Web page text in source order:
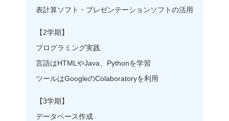
表計算ソフト・プレゼンテーションソフトの活用
【2学期】
プログラミング実践
言語はHTMLやJava、Pythonを学習
ツールはGoogleのColaboratoryを利用
【3学期】
データベース作成